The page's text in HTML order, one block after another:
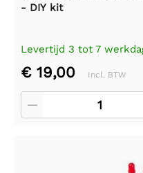
- DIY kit
Levertijd 3 tot 7
€ 19,00 Incl. BTW